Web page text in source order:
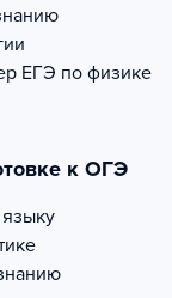
ЕГЭ по физике
к ОГЭ